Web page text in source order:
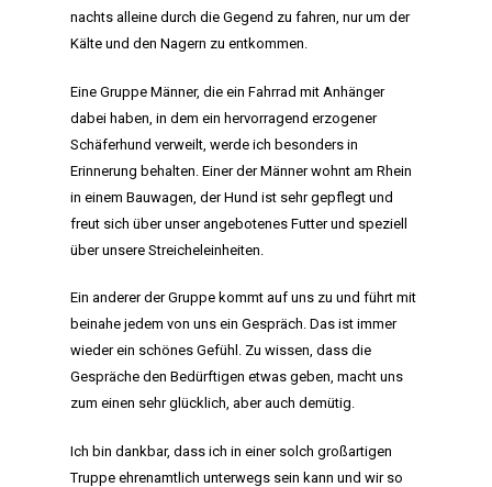
nachts alleine durch die Gegend zu fahren, nur um der
Kälte und den Nagern zu entkommen.
Eine Gruppe Männer, die ein Fahrrad mit Anhänger
dabei haben, in dem ein hervorragend erzogener
Schäferhund verweilt, werde ich besonders in
Erinnerung behalten. Einer der Männer wohnt am Rhein
in einem Bauwagen, der Hund ist sehr gepflegt und
freut sich über unser angebotenes Futter und speziell
über unsere Streicheleinheiten.
Ein anderer der Gruppe kommt auf uns zu und führt mit
beinahe jedem von uns ein Gespräch. Das ist immer
wieder ein schönes Gefühl. Zu wissen, dass die
Gespräche den Bedürftigen etwas geben, macht uns
zum einen sehr glücklich, aber auch demütig.
Ich bin dankbar, dass ich in einer solch großartigen
Truppe ehrenamtlich unterwegs sein kann und wir so